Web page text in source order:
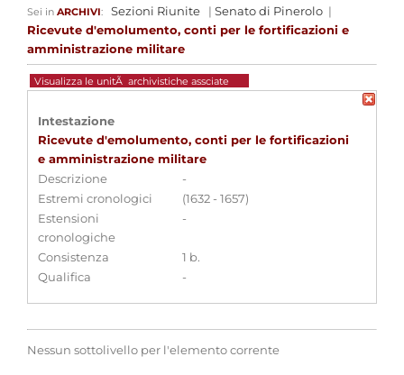
Sei in ARCHIVI: Sezioni Riunite | Senato di Pinerolo |
Ricevute d'emolumento, conti per le fortificazioni e
amministrazione militare
Visualizza le unitÃ archivistiche assciate
Intestazione
Ricevute d'emolumento, conti per le fortificazioni
e amministrazione militare
Descrizione
-
Estremi cronologici
(1632 - 1657)
Estensioni
cronologiche
-
Consistenza
1 b.
Qualifica
-
Nessun sottolivello per l'elemento corrente